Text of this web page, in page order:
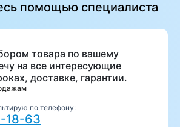
помощью специалиста
товара по вашему
на все интересующие
доставке, гарантии.
по телефону:
18-63